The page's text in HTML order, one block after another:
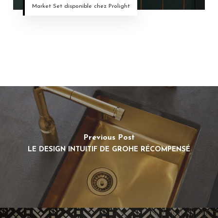
Market Set disponible chez Prolight
Previous Post
LE DESIGN INTUITIF DE GROHE RÉCOMPENSÉ